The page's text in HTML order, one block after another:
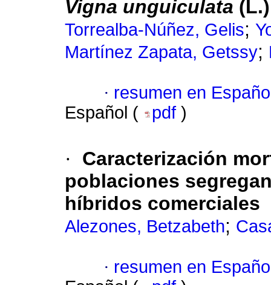
Vigna unguiculata
Torrealba-Núñez, Gelis;
Martínez Zapata, Getssy;
· resumen en
Español (
pdf )
·
Caracterización
poblaciones
híbridos comerciales
Alezones, Betzabeth;
· resumen en